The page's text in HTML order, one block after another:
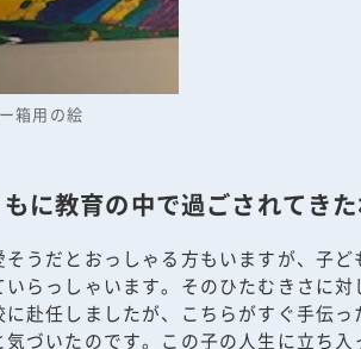
箱用の絵
に教育の中で過ごされてき
だとおっしゃる方もいますが、子
らっしゃいます。そのひたむきさに
赴任しましたが、こちらがすぐ手伝
づいたのです。この子の人生に立ち